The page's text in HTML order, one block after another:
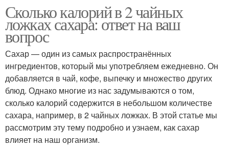
Сколько калорий в 2 чайных
ложках сахара: ответ на ваш
вопрос
Сахар — один из самых распространённых
ингредиентов, который мы употребляем ежедневно. Он
добавляется в чай, кофе, выпечку и множество других
блюд. Однако многие из нас задумываются о том,
сколько калорий содержится в небольшом количестве
сахара, например, в 2 чайных ложках. В этой статье мы
рассмотрим эту тему подробно и узнаем, как сахар
влияет на наш организм.